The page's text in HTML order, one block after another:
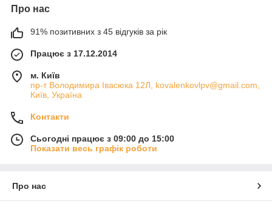
Про нас
91% позитивних з 45 відгуків за рік
Працює з 17.12.2014
м. Київ
пр-т Володимира Івасюка 12Л, kovalenkovlpv@gmail.com,
Київ, Україна
Контакти
Сьогодні працює з 09:00 до 15:00
Показати весь графік роботи
Про нас